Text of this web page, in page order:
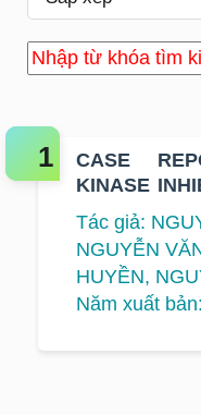
CASE
KINASE
CELL LUNG
MUTATION
Tác giả:
NGUYỄN
HUYỀN,
Năm xuất